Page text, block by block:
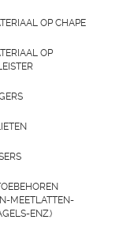
OP CHAPE
OP
MEETLATTEN-
ENZ.)